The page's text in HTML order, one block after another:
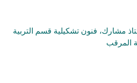
مشارك، فنون تشكيلية قسم التربية
المرقب